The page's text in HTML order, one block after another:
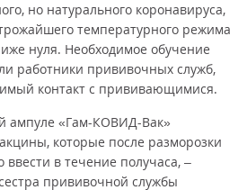
но натурального коронавируса,
температурного режима
нуля. Необходимое обучение
работники прививочных служб,
контакт с прививающимися.
ампуле «Гам-КОВИД-Вак»
которые после разморозки
в течение получаса, –
прививочной службы